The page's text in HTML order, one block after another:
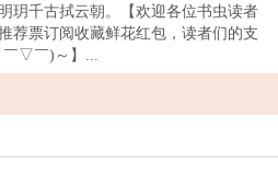
玥千古拭云朝。【欢迎各位书虫读者
荐票订阅收藏鲜花红包，读者们的支
￣▽￣)～】...